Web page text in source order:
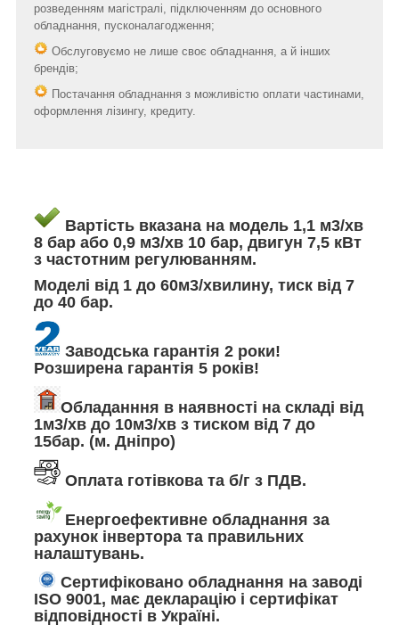
розведенням магістралі, підключенням до основного
обладнання, пусконалагодження;
Обслуговуємо не лише своє обладнання, а й інших
брендів;
Постачання обладнання з можливістю оплати частинами,
оформлення лізингу, кредиту.
Вартість вказана на модель 1,1 м3/хв
8 бар або 0,9 м3/хв 10 бар, двигун 7,5 кВт
з частотним регулюванням.
Моделі від 1 до 60м3/хвилину, тиск від 7
до 40 бар.
Заводська гарантія 2 роки!
Розширена гарантія 5 років!
Обладанння в наявності на складі від
1м3/хв до 10м3/хв з тиском від 7 до
15бар. (м. Дніпро)
Оплата готівкова та б/г з ПДВ.
Енергоефективне обладнання за
рахунок інвертора та правильних
налаштувань.
Сертифіковано обладнання на заводі
ISO 9001, має декларацію і сертифікат
відповідності в Україні.